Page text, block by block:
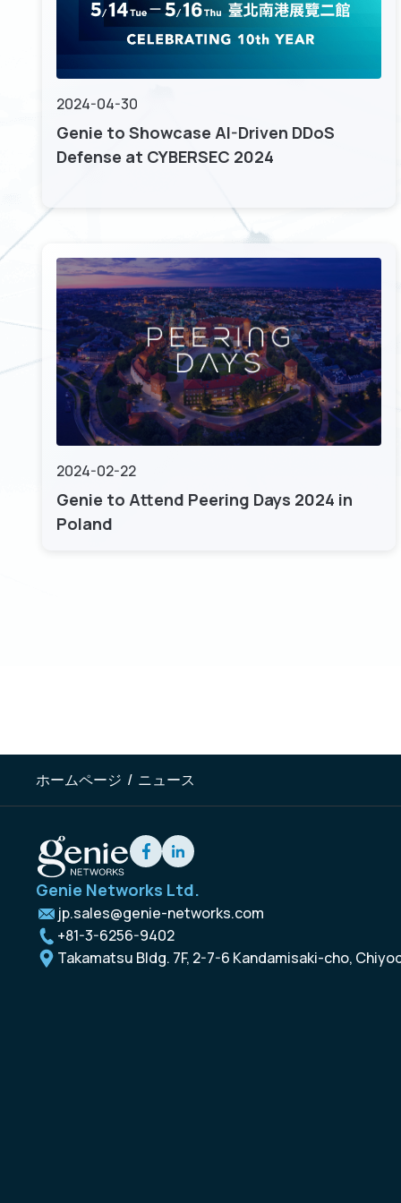
2024-04-30
Genie to Showcase AI-Driven DDoS
Defense at CYBERSEC 2024
2024-02-22
Genie to Attend Peering Days 2024 in
Poland
ホームページ / ニュース
Genie Networks Ltd.
jp.sales@genie-networks.com
+81-3-6256-9402
Takamatsu Bldg. 7F, 2-7-6 Kandamisaki-cho,